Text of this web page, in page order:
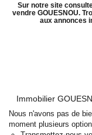
Gestion
02 98 44 56 58
Gestion Locative
Sur notre site
vendre GOUESNOU.
aux annonces
Immobilier
Nous n'avons pas de
moment plusieurs